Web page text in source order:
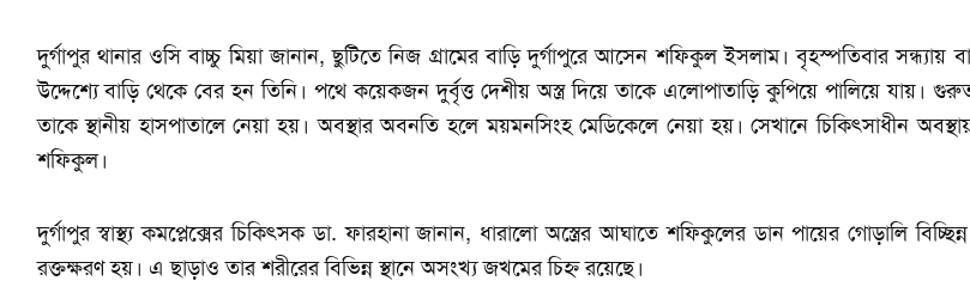
দুর্গাপুর থানার ওসি বাচ্চু মিয়া জানান, ছুটিতে নিজ গ্রামের বাড়ি দুর্গাপুরে আসেন শফিকুল ইসলাম। বৃহস্পতিবার সন্ধ্যায়
উদ্দেশ্যে বাড়ি থেকে বের হন তিনি। পথে কয়েকজন দুর্বৃত্ত দেশীয় অস্ত্র দিয়ে তাকে এলোপাতাড়ি কুপিয়ে পালিয়ে যায়।
তাকে স্থানীয় হাসপাতালে নেয়া হয়। অবস্থার অবনতি হলে ময়মনসিংহ মেডিকেলে নেয়া হয়। সেখানে চিকিৎসাধীন
শফিকুল।
দুর্গাপুর স্বাস্থ্য কমপ্লেক্সের চিকিৎসক ডা. ফারহানা জানান, ধারালো অস্ত্রের আঘাতে শফিকুলের ডান পায়ের গোড়ালি
রক্তক্ষরণ হয়। এ ছাড়াও তার শরীরের বিভিন্ন স্থানে অসংখ্য জখমের চিহ্ন রয়েছে।